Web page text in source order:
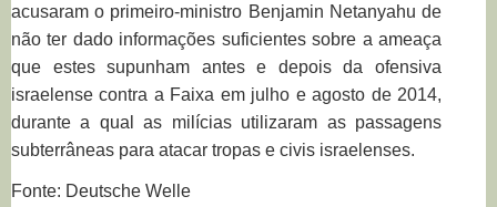
acusaram o primeiro-ministro Benjamin Netanyahu de
não ter dado informações suficientes sobre a ameaça
que estes supunham antes e depois da ofensiva
israelense contra a Faixa em julho e agosto de 2014,
durante a qual as milícias utilizaram as passagens
subterrâneas para atacar tropas e civis israelenses.
Fonte: Deutsche Welle